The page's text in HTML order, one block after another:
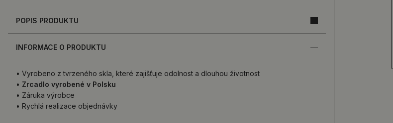
POPIS PRODUKTU
INFORMACE O PRODUKTU
• Vyrobeno z tvrzeného skla, které zajišťuje odolnost a dlouhou životnost
• Zrcadlo vyrobené v Polsku
• Záruka výrobce
• Rychlá realizace objednávky